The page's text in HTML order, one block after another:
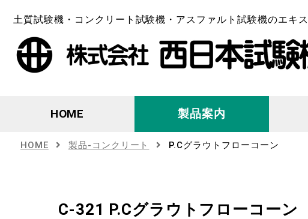
土質試験機・コンクリート試験機・アスファルト試験機のエ
HOME 製品案内
HOME 製品-コンクリート P.Cグラウトフローコーン
C-321 P.Cグラウトフローコーン